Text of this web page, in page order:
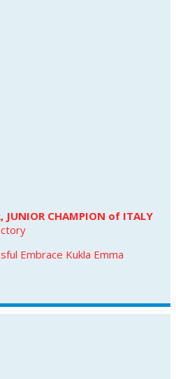
JUNIOR CHAMPION of ITALY
Embrace Kukla Emma